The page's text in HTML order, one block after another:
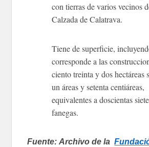
con tierras de varios vecinos
Calzada de Calatrava.
Tiene de superficie,
corresponde a las
ciento treinta y dos hectáreas
un áreas y setenta centiáreas,
equivalentes a doscientas siete
fanegas.
Fuente: Archivo de la